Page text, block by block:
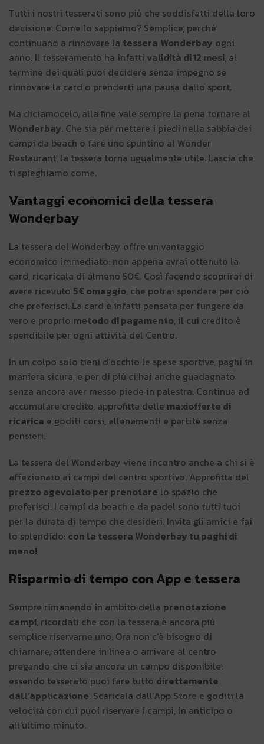
Tutti i nostri tesserati sono più che soddisfatti della loro
decisione. Come lo sappiamo? Semplice, perché
continuano a rinnovare la tessera Wonderbay ogni
anno. Il tesseramento ha infatti validità di 12 mesi, al
termine dei quali puoi decidere senza impegno se
rinnovare la card o prenderti una pausa dallo sport.
Ma diciamocelo, alla fine vale sempre la pena tornare al
Wonderbay. Che sia per mettere i piedi nella sabbia dei
campi da beach o fare uno spuntino al Wonder
Restaurant, la tessera torna ugualmente utile. Lascia che
ti spieghiamo come.
Vantaggi economici della tessera
Wonderbay
La tessera del Wonderbay offre un vantaggio
economico immediato: non appena avrai ottenuto la
card, ricaricala di almeno 50€. Così facendo scoprirai di
avere ricevuto 5€ omaggio, che potrai spendere per ciò
che preferisci. La card è infatti pensata per fungere da
vero e proprio metodo di pagamento, il cui credito è
spendibile per ogni attività del Centro.
In un colpo solo tieni d’occhio le spese sportive, paghi in
maniera sicura, e per di più ci hai anche guadagnato
senza ancora aver messo piede in palestra. Continua ad
accumulare credito, approfitta delle maxiofferte di
ricarica e goditi corsi, allenamenti e partite senza
pensieri.
La tessera del Wonderbay viene incontro anche a chi si è
affezionato ai campi del centro sportivo. Approfitta del
prezzo agevolato per prenotare lo spazio che
preferisci. I campi da beach e da padel sono tutti tuoi
per la durata di tempo che desideri. Invita gli amici e fai
lo splendido: con la tessera Wonderbay tu paghi di
meno!
Risparmio di tempo con App e tessera
Sempre rimanendo in ambito della prenotazione
campi, ricordati che con la tessera è ancora più
semplice riservarne uno. Ora non c’è bisogno di
chiamare, attendere in linea o arrivare al centro
pregando che ci sia ancora un campo disponibile:
essendo tesserato puoi fare tutto direttamente
dall’applicazione. Scaricala dall’App Store e goditi la
velocità con cui puoi riservare i campi, in anticipo o
all’ultimo minuto.